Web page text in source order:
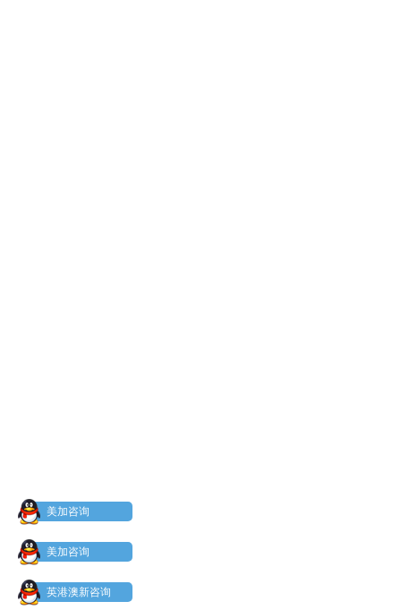
美加咨询
美加咨询
英港澳新咨询